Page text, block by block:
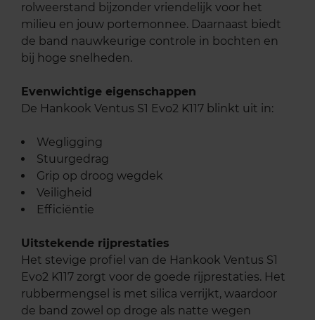
rolweerstand bijzonder vriendelijk voor het
milieu en jouw portemonnee. Daarnaast biedt
de band nauwkeurige controle in bochten en
bij hoge snelheden.
Evenwichtige eigenschappen
De Hankook Ventus S1 Evo2 K117 blinkt uit in:
Wegligging
Stuurgedrag
Grip op droog wegdek
Veiligheid
Efficiëntie
Uitstekende rijprestaties
Het stevige profiel van de Hankook Ventus S1
Evo2 K117 zorgt voor de goede rijprestaties. Het
rubbermengsel is met silica verrijkt, waardoor
de band zowel op droge als natte wegen